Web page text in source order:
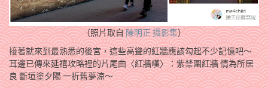
（照片取自陳明正 攝影集）
接著就來到最熟悉的後宮，這些高聳的紅牆應該勾起不少記憶吧～
耳邊已傳來延禧攻略裡的片尾曲〈紅牆嘆〉：紫禁圍紅牆 情為所居
良 斷垣塗夕陽 一折舊夢涼～